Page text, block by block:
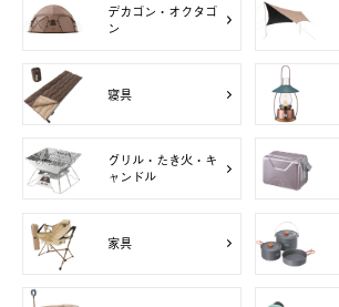
デカゴン・オクタゴ
ン
寝具
グリル・たき火・キ
ャンドル
家具